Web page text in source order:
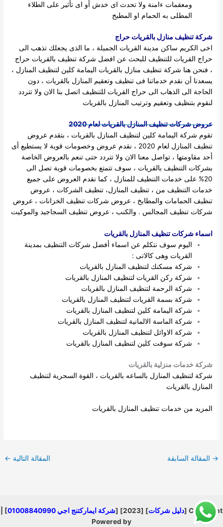
ومعقمات ءامنة ولا تحدث اى خدش أو اى تأثير على الطلاء
المطلى به الحمام او المطبخ
شركة تنظيف منازل بالقريات حراج
اخى الكريم ساكن مدينة القريات الجميلة ، ما الذى يجعلك تذهب الى
حراج القريات للتنظيف للبحث عن افضل شركة تنظيف بالقريات حراج
، فنحن هنا شركة تنظيف منازل بالقريات اليمامة كلين لتنظيف المنازل ،
يسعدنا أن نقدم خدماتنا فى تنظيف وتعقيم المنازل بالقريات ، دون
الحاجة الى الذهاب الى حراج القريات للتنظيف اتصل بنا الان ولا تتردد
لنقوم بتنظيف وتعقيم وترتيب المنازل بالقريات
عروض شركات تنظيف المنازل بالقريات لعام 2020
تقوم شركة اليمامة كلين لتنظيف المنازل بالقريات ، بتقدم عروض
تنظيف المنازل لعام 2020 ، نقدم عروض وخصومات قوية لا يستطيع أى
أحد مقاومتها ، تواصل معنا الان ولا تتردد حتى تنعم بالعروض الخاصة
بشركات التنظيف بالقريات ، سوف تتمتع بخصومات قوية تصل الى
20% على خدمات التنظيف للمنازل ، كما نقدم العروض على جميع
خدمات التنظيف من ، تنظيف المنازل، تنظيف الشركات ، عروض
تنظيف الحمامات والمطابخ ، عروض شركات تنظيف الخزانات ، عروض
شركات تنظيف المجالس . والكنب ، عروض تنظيف السجاجيد والموكيت
اسماء شركات تنظيف المنازل بالقريات
اليوم سوف نتكلم عن اسماء أفضل شركات التنظيف بمدينة
القريات وهى كالاتى :
شركة مسكنك لتنظيف المنازل بالقريات
شركة ركن القريات لتنظيف المنازل بالقريات
شركة الرحمة لتنظيف المنازل بالقريات
شركة بسمة القريات لتنظيف المنازل بالقريات
شركة اليمامة كلين لتنظيف المنازل بالقريات
شركة الماسة الالمانية لتنظيف المنازل بالقريات
شركة الاوائل لتنظيف المنازل بالقريات
شركة سوفت كلين لتنظيف المنازل بالقريات
شركة خدمات منزلية بالقريات
شركة لتنظيف المنازل بالساعه بالقريات ، القوة السحرية لتنظيف
المنازل بالقريات
المزيد من خدمات تنظيف المنازل بالقريات
→ المقالة السابقة المقالة التالية ←
Copyright [ دليل شركات] [2023] [ شركة ايماركتنج اجي 01008840990
] |
Powered by